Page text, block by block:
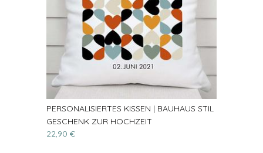
PERSONALISIERTES KISSEN | BAUHAUS STIL
GESCHENK ZUR HOCHZEIT
22,90 €